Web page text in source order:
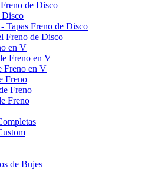
de Disco
Disco
Tapas Freno de Disco
Freno de Disco
en V
Freno en V
Freno en V
Freno
Freno
Freno
de Bujes